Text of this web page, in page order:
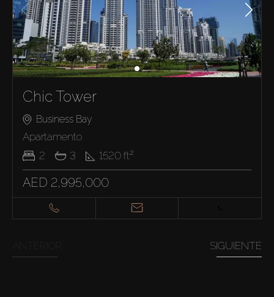
Chic Tower
Business Bay
Apartamento
2
3 1520 ft²
AED 2,995,000
SIGUIENTE